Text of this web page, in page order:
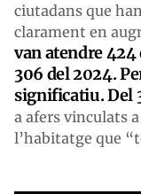
ciutadans que
clarament en
van atendre 424
306 del 2024.
significatiu. Del
a afers vinculats
l’habitatge que